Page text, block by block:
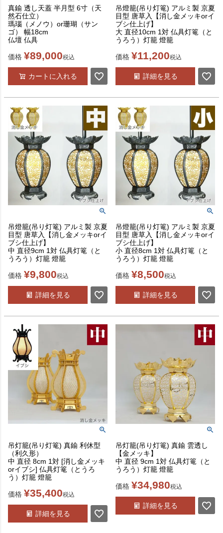
真鍮 透し天蓋 半月型 6寸（天
然石仕立）
瑪瑙（メノウ）or珊瑚（サン
ゴ） 幅18cm
仏壇 仏具
価格 ¥89,000税込
カートに入れる
吊燈籠(吊り灯篭) アルミ製 京夏
目型 唐草入【消し金メッキorイ
ブシ仕上げ】
大 直径10cm 1対 仏具灯篭（と
うろう）灯籠 燈籠
価格 ¥11,200税込
詳細を見る
吊燈籠(吊り灯篭) アルミ製 京夏
目型 唐草入【消し金メッキorイ
ブシ仕上げ】
中 直径9cm 1対 仏具灯篭（と
うろう）灯籠 燈籠
価格 ¥9,800税込
詳細を見る
吊燈籠(吊り灯篭) アルミ製 京夏
目型 唐草入【消し金メッキorイ
ブシ仕上げ】
小 直径8cm 1対 仏具灯篭（と
うろう）灯籠 燈籠
価格 ¥8,500税込
詳細を見る
吊灯籠(吊り灯篭) 真鍮 利休型
（利久形）
中 直径 8cm 1対 [消し金メッキ
orイブシ] 仏具灯篭（とうろ
う）灯籠 燈籠
価格 ¥35,400税込
詳細を見る
吊灯籠(吊り灯篭) 真鍮 雲透し
【金メッキ】
中 直径 9cm 1対 仏具灯篭（と
うろう）灯籠 燈籠
価格 ¥34,980税込
詳細を見る